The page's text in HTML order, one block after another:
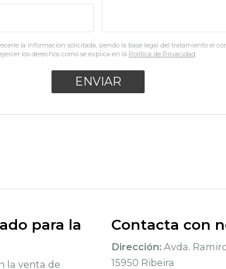
la información solicitada, siendo la base legal del tratamiento el
ejercer los derechos como se explica en la Política de Privacidad
para la
la venta de
Contacta con
Dirección: Avda.
15950 Ribeira